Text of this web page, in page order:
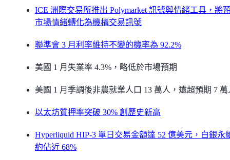
ICE 洲際交易所推出 Polymarket 訊號與情緒工具，將
市場情緒轉化為機構交易訊號
聯準會 3 月利率維持不變的機率為 92.2%
美國 1 月失業率 4.3%，略低於市場預期
美國 1 月季調後非農就業人口 13 萬人，遠超預期 7 萬
以太坊質押率突破 30% 創歷史新高
Hyperliquid HIP-3 單日交易金額達 52 億美元，白銀永
約佔近 68%